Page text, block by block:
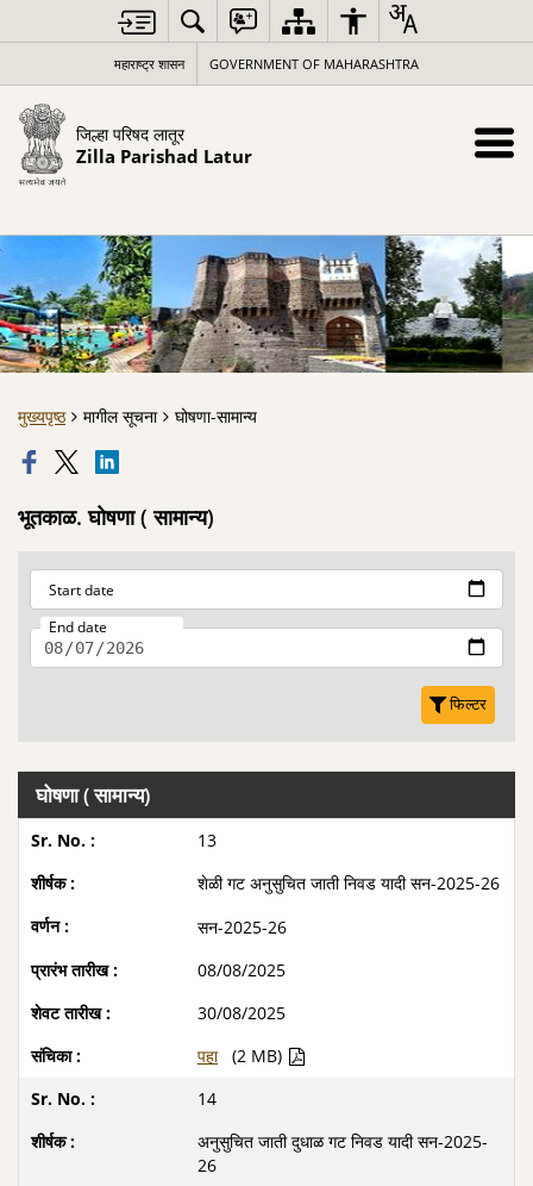
महाराष्ट्र शासन GOVERNMENT OF MAHARASHTRA
जिल्हा परिषद लातूर
Zilla Parishad Latur
मुख्यपृष्ठ मागील सूचना घोषणा-सामान्य
भूतकाळ. घोषणा ( सामान्य)
Start date
End date
फिल्टर
घोषणा ( सामान्य)
13
शेळी गट अनुसुचित जाती निवड यादी सन-2025-26
सन-2025-26
08/08/2025
30/08/2025
पहा
(2 MB)
14
अनुसुचित जाती दुधाळ गट निवड यादी सन-2025-
26